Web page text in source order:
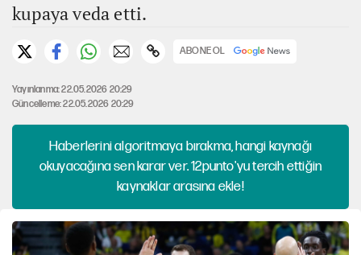
kupaya veda etti.
ABONE OL
Yayınlanma: 22.05.2026 20:29
Güncelleme: 22.05.2026 20:29
Haberlerini algoritmaya bırakma, hangi kaynağı
okuyacağına sen karar ver. 12punto'yu tercih ettiğin
kaynaklar arasına ekle!